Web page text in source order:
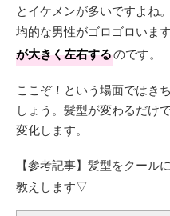
とイケメンが多いですよね
均的な男性がゴロゴロいます
が大きく左右するのです。
ここぞ！という場面ではき
しょう。髪型が変わるだけ
変化します。
【参考記事】髪型をクール
教えします▽